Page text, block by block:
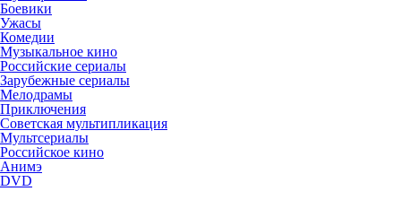
Боевики
Ужасы
Комедии
Музыкальное кино
Российские сериалы
Зарубежные сериалы
Мелодрамы
Приключения
Советская мультипликация
Мультсериалы
Российское кино
Анимэ
DVD